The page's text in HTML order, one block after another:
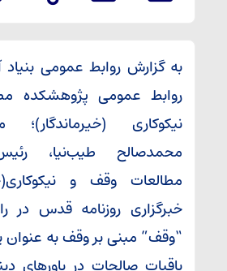
به گزارش روابط عمومی بنیاد
روابط عمومی پژوهشکده
نیکوکاری
محمدصالح طیب‌نیا،
مطالعات وقف و
خبرگزاری روزنامه قدس در
“وقف” مبنی بر وقف به عنوان
باقیات صالحات در باورهای